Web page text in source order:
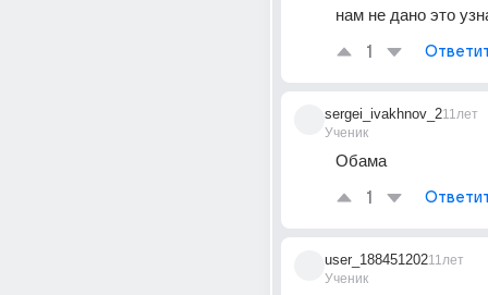
нам не дано это
1
sergei_ivakhnov_2
Ученик
11лет
Обама
1
user_188451202
Ученик
11лет